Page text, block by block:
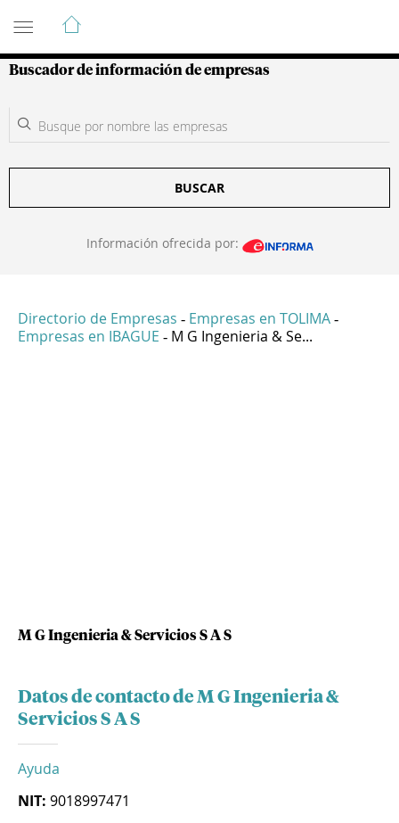
Guía de Empresas Colombianas
Buscador de información de empresas
BUSCAR
Información ofrecida por:
Directorio de Empresas - Empresas en TOLIMA -
Empresas en IBAGUE - M G Ingenieria & Se...
M G Ingenieria & Servicios S A S
Datos de contacto de M G Ingenieria &
Servicios S A S
Ayuda
NIT: 9018997471